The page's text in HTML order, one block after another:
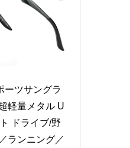
ーツサングラ
軽量メタル U
ドライブ/野
ランニング／